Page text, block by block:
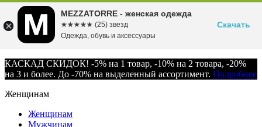
КАСКАД СКИДОК! -5% на 1 товар, -10% на 2 товара, -20%
на 3 и более. До -70% на выделенный ассортимент. Подробнее
Женщинам
Женщинам
Мужчинам
MEZZATORRE - женская одежда
☆☆☆☆☆
★★★★★ (25) звезд
Одежда, обувь и аксессуары
Скачать